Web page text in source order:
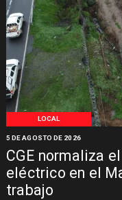
LOCAL
CGE normaliza
eléctrico en el
trabajo
5 DE AGOSTO DE 2026